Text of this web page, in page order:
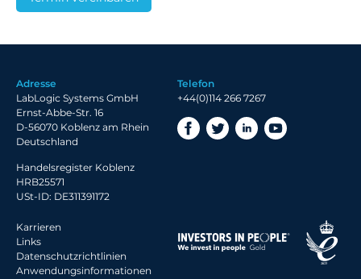
Adresse
LabLogic Systems GmbH
Ernst-Abbe-Str. 16
D-56070 Koblenz am Rhein
Deutschland
Handelsregister Koblenz
HRB25571
USt-ID: DE311391172
Telefon
+44(0)114 266 7267
Karrieren
Links
Datenschutzrichtlinien
Anwendungsinformationen